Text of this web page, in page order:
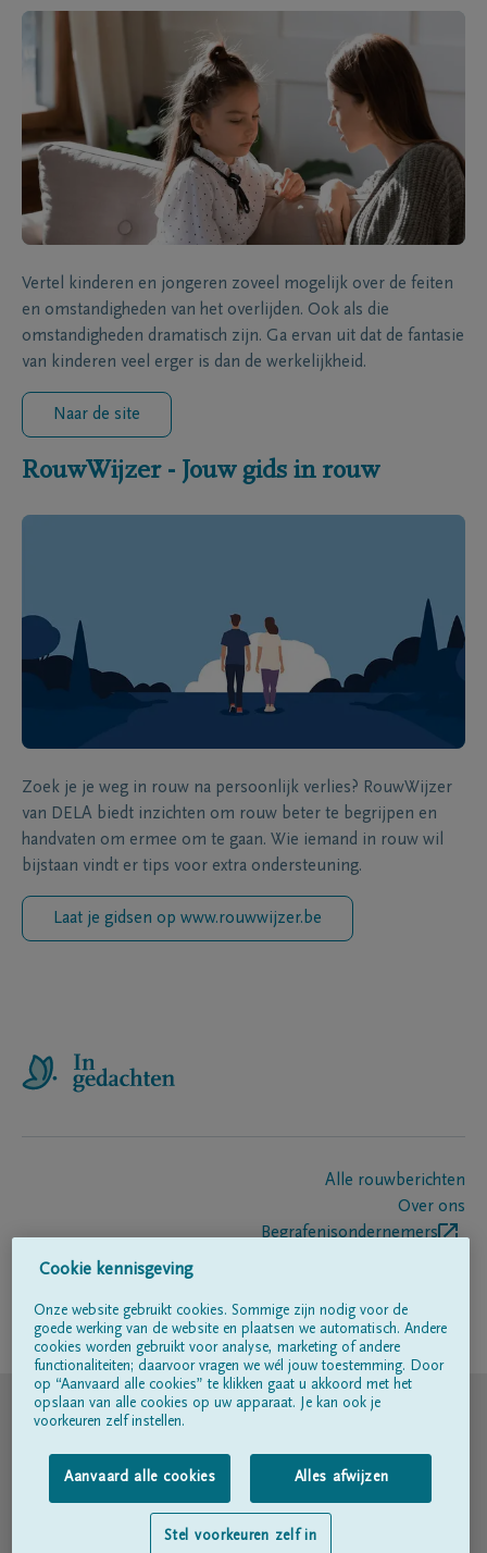
Vertel kinderen en jongeren zoveel mogelijk over de feiten
en omstandigheden van het overlijden. Ook als die
omstandigheden dramatisch zijn. Ga ervan uit dat de fantasie
van kinderen veel erger is dan de werkelijkheid.
Naar de site
RouwWijzer - Jouw gids in rouw
Zoek je je weg in rouw na persoonlijk verlies? RouwWijzer
van DELA biedt inzichten om rouw beter te begrijpen en
handvaten om ermee om te gaan. Wie iemand in rouw wil
bijstaan vindt er tips voor extra ondersteuning.
Laat je gidsen op www.rouwwijzer.be
Alle rouwberichten
Over ons
Begrafenisondernemers
Volg ons op
© DELA
Gebruiksvoorwaarden
Privacyverklaring
Toegankelijkheidsverklaring
Cookie kennisgeving
Onze website gebruikt cookies. Sommige zijn nodig voor de
goede werking van de website en plaatsen we automatisch. Andere
cookies worden gebruikt voor analyse, marketing of andere
functionaliteiten; daarvoor vragen we wél jouw toestemming. Door
op “Aanvaard alle cookies” te klikken gaat u akkoord met het
opslaan van alle cookies op uw apparaat. Je kan ook je
voorkeuren zelf instellen.
Aanvaard alle cookies Alles afwijzen
Stel voorkeuren zelf in